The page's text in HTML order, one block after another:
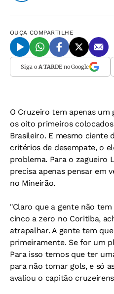
OUÇA COMPARTILHE
Siga o A TARDEno Google
O Cruzeiro tem apenas
os oito primeiros
Brasileiro. E mesmo ciente
critérios de desempate, o
problema. Para o zagueiro
precisa apenas pensar em
no Mineirão.
"Claro que a gente não
cinco a zero no Coritiba,
atrapalhar. A gente tem
primeiramente. Se for um
Para isso temos que ter
para não tomar gols, e só
avaliou o capitão